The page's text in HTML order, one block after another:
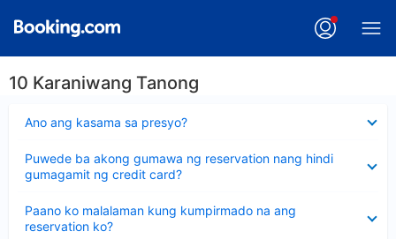
10 Karaniwang Tanong
Ano ang kasama sa presyo?
ang
Puwede ba akong gumawa ng reservation nang hindi
gumagamit ng credit card?
ang
sagot
Paano ko malalaman kung kumpirmado na ang
reservation ko?
ang
sagot